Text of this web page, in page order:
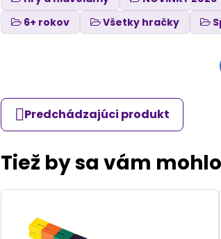
6+ rokov
Všetky hračky
Predchádzajúci produkt
Tiež by sa vám